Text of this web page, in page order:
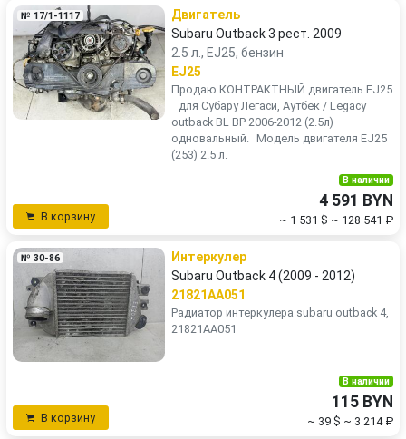
№ 17/1-1117
Двигатель
Subaru Outback 3 рест. 2009
2.5 л., EJ25, бензин
EJ25
Продаю КОНТРАКТНЫЙ двигатель ЕJ25
для Субару Легаси, Аутбек / Legacy
outback BL BP 2006-2012 (2.5л)
одновальный. Модель двигателя EJ25
(253) 2.5 л.
В корзину
В наличии
4 591 BYN
~ 1 531 $ ~ 128 541 ₽
№ 30-86
Интеркулер
Subaru Outback 4 (2009 - 2012)
21821AA051
Радиатор интеркулера subaru outback 4,
21821AA051
В корзину
В наличии
115 BYN
~ 39 $ ~ 3 214 ₽